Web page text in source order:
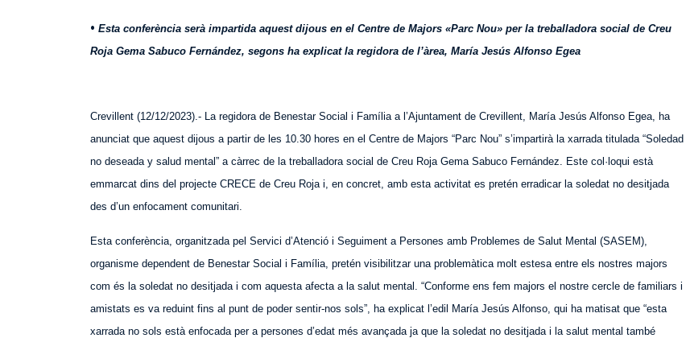
• Esta conferència serà impartida aquest dijous en el Centre de Majors «Parc Nou» per la treballadora social de Creu
Roja Gema Sabuco Fernández, segons ha explicat la regidora de l’àrea, María Jesús Alfonso Egea
Crevillent (12/12/2023).- La regidora de Benestar Social i Família a l’Ajuntament de Crevillent, María Jesús Alfonso Egea, ha
anunciat que aquest dijous a partir de les 10.30 hores en el Centre de Majors “Parc Nou” s’impartirà la xarrada titulada “Soledad
no deseada y salud mental” a càrrec de la treballadora social de Creu Roja Gema Sabuco Fernández. Este col·loqui està
emmarcat dins del projecte CRECE de Creu Roja i, en concret, amb esta activitat es pretén erradicar la soledat no desitjada
des d’un enfocament comunitari.
Esta conferència, organitzada pel Servici d’Atenció i Seguiment a Persones amb Problemes de Salut Mental (SASEM),
organisme dependent de Benestar Social i Família, pretén visibilitzar una problemàtica molt estesa entre els nostres majors
com és la soledat no desitjada i com aquesta afecta a la salut mental. “Conforme ens fem majors el nostre cercle de familiars i
amistats es va reduint fins al punt de poder sentir-nos sols”, ha explicat l’edil María Jesús Alfonso, qui ha matisat que “esta
xarrada no sols està enfocada per a persones d’edat més avançada ja que la soledat no desitjada i la salut mental també